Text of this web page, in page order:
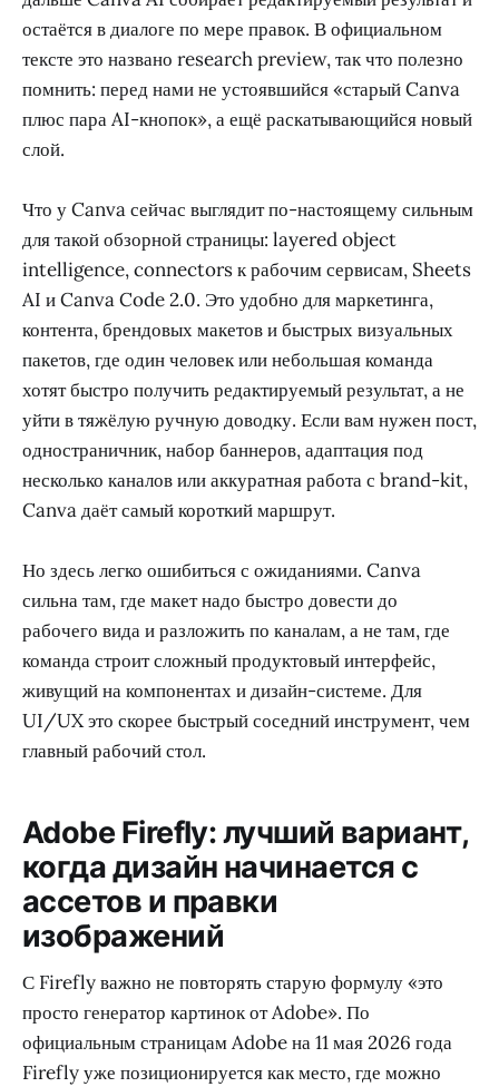
остаётся в диалоге по мере правок. В официальном
тексте это названо research preview, так что полезно
помнить: перед нами не устоявшийся «старый Canva
плюс пара AI-кнопок», а ещё раскатывающийся новый
слой.
Что у Canva сейчас выглядит по-настоящему сильным
для такой обзорной страницы: layered object
intelligence, connectors к рабочим сервисам, Sheets
AI и Canva Code 2.0. Это удобно для маркетинга,
контента, брендовых макетов и быстрых визуальных
пакетов, где один человек или небольшая команда
хотят быстро получить редактируемый результат, а не
уйти в тяжёлую ручную доводку. Если вам нужен пост,
одностраничник, набор баннеров, адаптация под
несколько каналов или аккуратная работа с brand-kit,
Canva даёт самый короткий маршрут.
Но здесь легко ошибиться с ожиданиями. Canva
сильна там, где макет надо быстро довести до
рабочего вида и разложить по каналам, а не там, где
команда строит сложный продуктовый интерфейс,
живущий на компонентах и дизайн-системе. Для
UI/UX это скорее быстрый соседний инструмент, чем
главный рабочий стол.
Adobe Firefly: лучший вариант,
когда дизайн начинается с
ассетов и правки
изображений
С Firefly важно не повторять старую формулу «это
просто генератор картинок от Adobe». По
официальным страницам Adobe на 11 мая 2026 года
Firefly уже позиционируется как место, где можно